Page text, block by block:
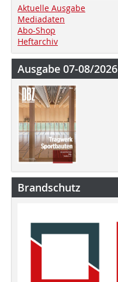
Aktuelle Ausgabe
Mediadaten
Abo-Shop
Heftarchiv
Ausgabe 07-08/2026
Brandschutz